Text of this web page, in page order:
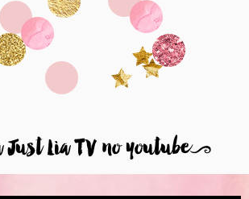
Just Lia TV no youtube9